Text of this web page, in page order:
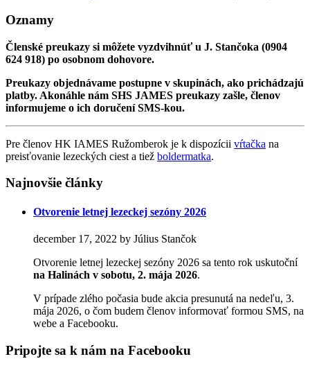
Oznamy
Členské preukazy si môžete vyzdvihnúť u J. Stančoka (0904
624 918) po osobnom dohovore.
Preukazy objednávame postupne v skupinách, ako prichádzajú
platby. Akonáhle nám SHS JAMES preukazy zašle, členov
informujeme o ich doručení SMS-kou.
Pre členov HK IAMES Ružomberok je k dispozícii vŕtačka na
preisťovanie lezeckých ciest a tiež boldermatka.
Najnovšie články
Otvorenie letnej lezeckej sezóny 2026
december 17, 2022 by Július Stančok
Otvorenie letnej lezeckej sezóny 2026 sa tento rok uskutoční
na Halinách v sobotu, 2. mája 2026.
V prípade zlého počasia bude akcia presunutá na nedeľu, 3.
mája 2026, o čom budem členov informovať formou SMS, na
webe a Facebooku.
Pripojte sa k nám na Facebooku